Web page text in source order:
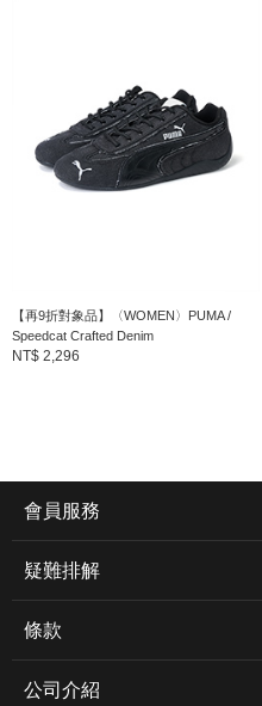
【再9折對象品】〈WOMEN〉PUMA /
Speedcat Crafted Denim
NT$ 2,296
會員服務
疑難排解
條款
公司介紹